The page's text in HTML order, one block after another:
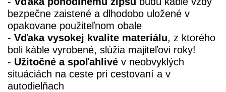
bezpečne zaistené a dlhodobo uložené v
opakovane použiteľnom obale
- Vďaka vysokej kvalite materiálu, z ktorého
boli káble vyrobené, slúžia majiteľovi roky!
- Užitočné a spoľahlivé v neobvyklých
situáciách na ceste pri cestovaní a v
autodielňach